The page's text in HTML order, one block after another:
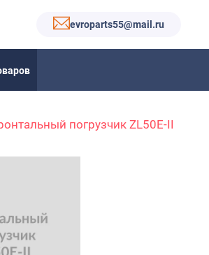
evroparts55@mail.ru
погрузчик ZL50E-II